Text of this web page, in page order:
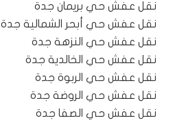
نقل عفش حي بريمان جدة
نقل عفش حي أبحر الشمالية جدة
نقل عفش حي النزهة جدة
نقل عفش حي الخالدية جدة
نقل عفش حي الربوة جدة
نقل عفش حي الروضة جدة
نقل عفش حي الصفا جدة